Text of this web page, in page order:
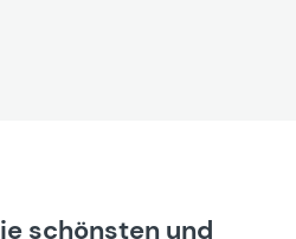
schönsten und